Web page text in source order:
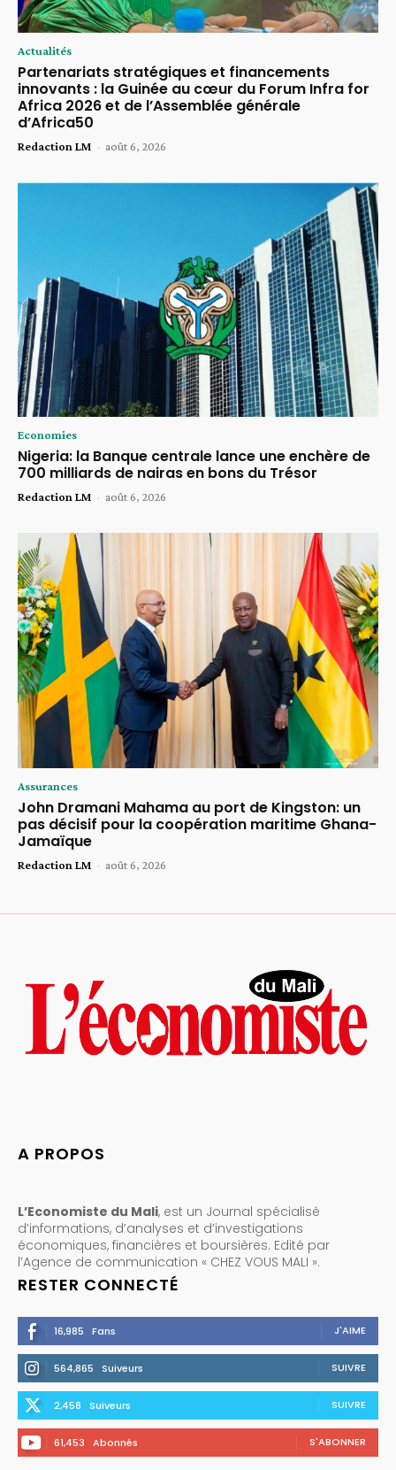
Actualités
Partenariats stratégiques et financements
innovants : la Guinée au cœur du Forum Infra for
Africa 2026 et de l’Assemblée générale
d’Africa50
Redaction LM - août 6, 2026
Economies
Nigeria: la Banque centrale lance une enchère de
700 milliards de nairas en bons du Trésor
Redaction LM - août 6, 2026
Assurances
John Dramani Mahama au port de Kingston: un
pas décisif pour la coopération maritime Ghana-
Jamaïque
Redaction LM - août 6, 2026
A PROPOS
L’Economiste du Mali, est un Journal spécialisé
d’informations, d’analyses et d’investigations
économiques, financières et boursières. Edité par
l’Agence de communication « CHEZ VOUS MALI ».
RESTER CONNECTÉ
16,985 Fans J'AIME
564,865 Suiveurs SUIVRE
2,458 Suiveurs SUIVRE
61,453 Abonnés S'ABONNER